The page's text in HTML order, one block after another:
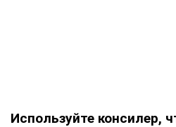
Используйте консилер,